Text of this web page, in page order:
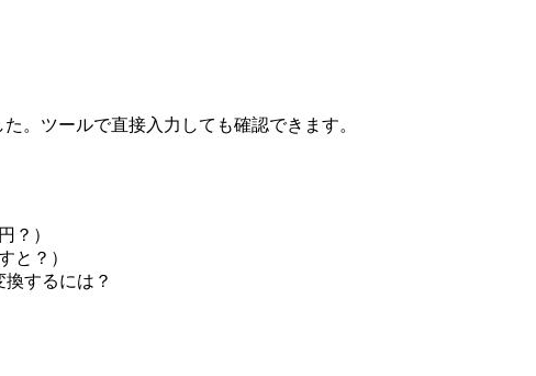
。ツールで直接入力しても確認できます。
？）
と？）
するには？